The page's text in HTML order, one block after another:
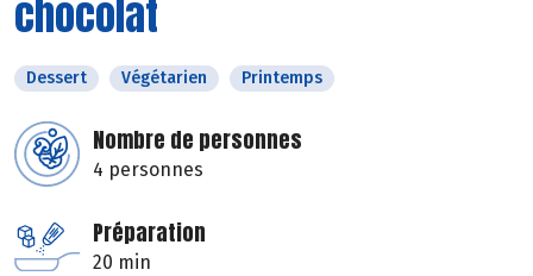
chocolat
Dessert Végétarien Printemps
Nombre de personnes
4 personnes
Préparation
20 min